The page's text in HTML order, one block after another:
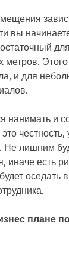
вы
метров.
и для
и
Не лишним
иначе есть
оседать
плане